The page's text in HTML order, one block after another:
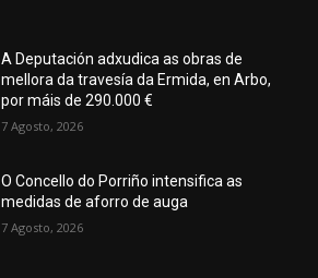
A Deputación adxudica as obras de
mellora da travesía da Ermida, en Arbo,
por máis de 290.000 €
7 Agosto, 2026
O Concello do Porriño intensifica as
medidas de aforro de auga
7 Agosto, 2026